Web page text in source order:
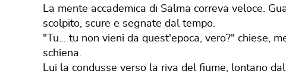
​La mente accademica di Salma correva veloce.
scolpito, scure e segnate dal tempo.
"Tu... tu non vieni da quest'epoca, vero?" chiese,
schiena.
​Lui la condusse verso la riva del fiume, lontano